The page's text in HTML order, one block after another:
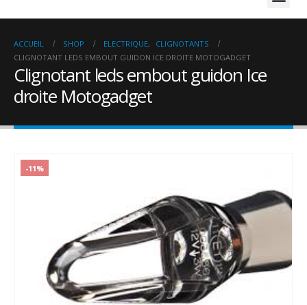
ACCUEIL SHOP ELECTRIQUE,
CLIGNOTANTS
CLIGNOTANT LEDS EMBOUT GUIDON ICE DROITE MOTOGADGET
Clignotant leds embout guidon Ice
droite Motogadget
-11%